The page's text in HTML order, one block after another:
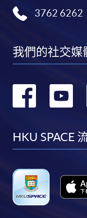
3762 6262
我們的社交媒
轉
HKU SPACE